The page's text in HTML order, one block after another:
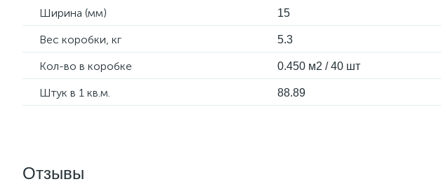
Ширина (мм) 15
Вес коробки, кг 5.3
Кол-во в коробке 0.450 м2 / 40 шт
Штук в 1 кв.м. 88.89
Отзывы